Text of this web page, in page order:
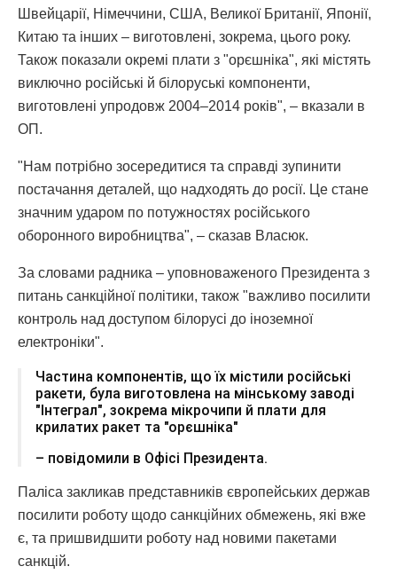
Швейцарії, Німеччини, США, Великої Британії, Японії,
Китаю та інших – виготовлені, зокрема, цього року.
Також показали окремі плати з "орєшніка", які містять
виключно російські й білоруські компоненти,
виготовлені упродовж 2004–2014 років", – вказали в
ОП.
"Нам потрібно зосередитися та справді зупинити
постачання деталей, що надходять до росії. Це стане
значним ударом по потужностях російського
оборонного виробництва", – сказав Власюк.
За словами радника – уповноваженого Президента з
питань санкційної політики, також "важливо посилити
контроль над доступом білорусі до іноземної
електроніки".
Частина компонентів, що їх містили російські
ракети, була виготовлена на мінському заводі
"Інтеграл", зокрема мікрочипи й плати для
крилатих ракет та "орєшніка"
– повідомили в Офісі Президента.
Паліса закликав представників європейських держав
посилити роботу щодо санкційних обмежень, які вже
є, та пришвидшити роботу над новими пакетами
санкцій.